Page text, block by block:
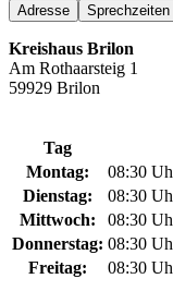
Adresse Sprechzeiten
Kreishaus Brilon
Am Rothaarsteig 1
59929 Brilon
Tag
Montag:
08:30
Dienstag:
08:30
Mittwoch:
08:30
Donnerstag: 08:30
Freitag:
08:30